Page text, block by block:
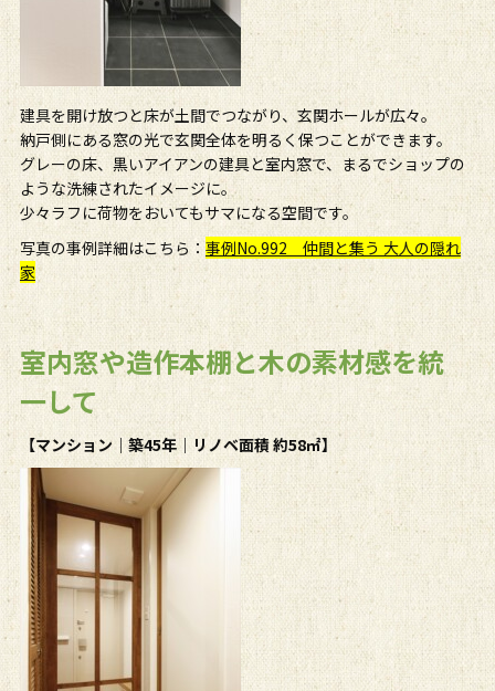
建具を開け放つと床が土間でつながり、玄関ホールが広々。
納戸側にある窓の光で玄関全体を明るく保つことができます。
グレーの床、黒いアイアンの建具と室内窓で、まるでショップの
ような洗練されたイメージに。
少々ラフに荷物をおいてもサマになる空間です。
写真の事例詳細はこちら：事例No.992 仲間と集う 大人の隠れ
家
室内窓や造作本棚と木の素材感を統
一して
【マンション｜築45年｜リノベ面積 約58㎡】